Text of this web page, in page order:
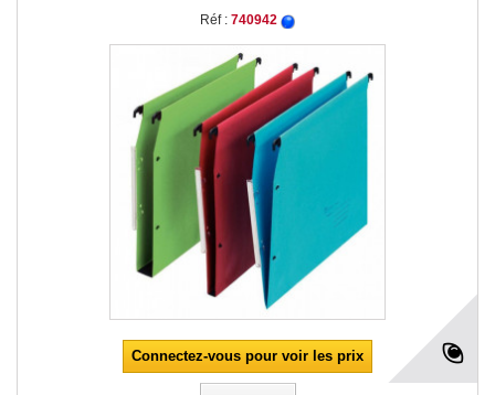
Réf : 740942
Connectez-vous pour voir les prix